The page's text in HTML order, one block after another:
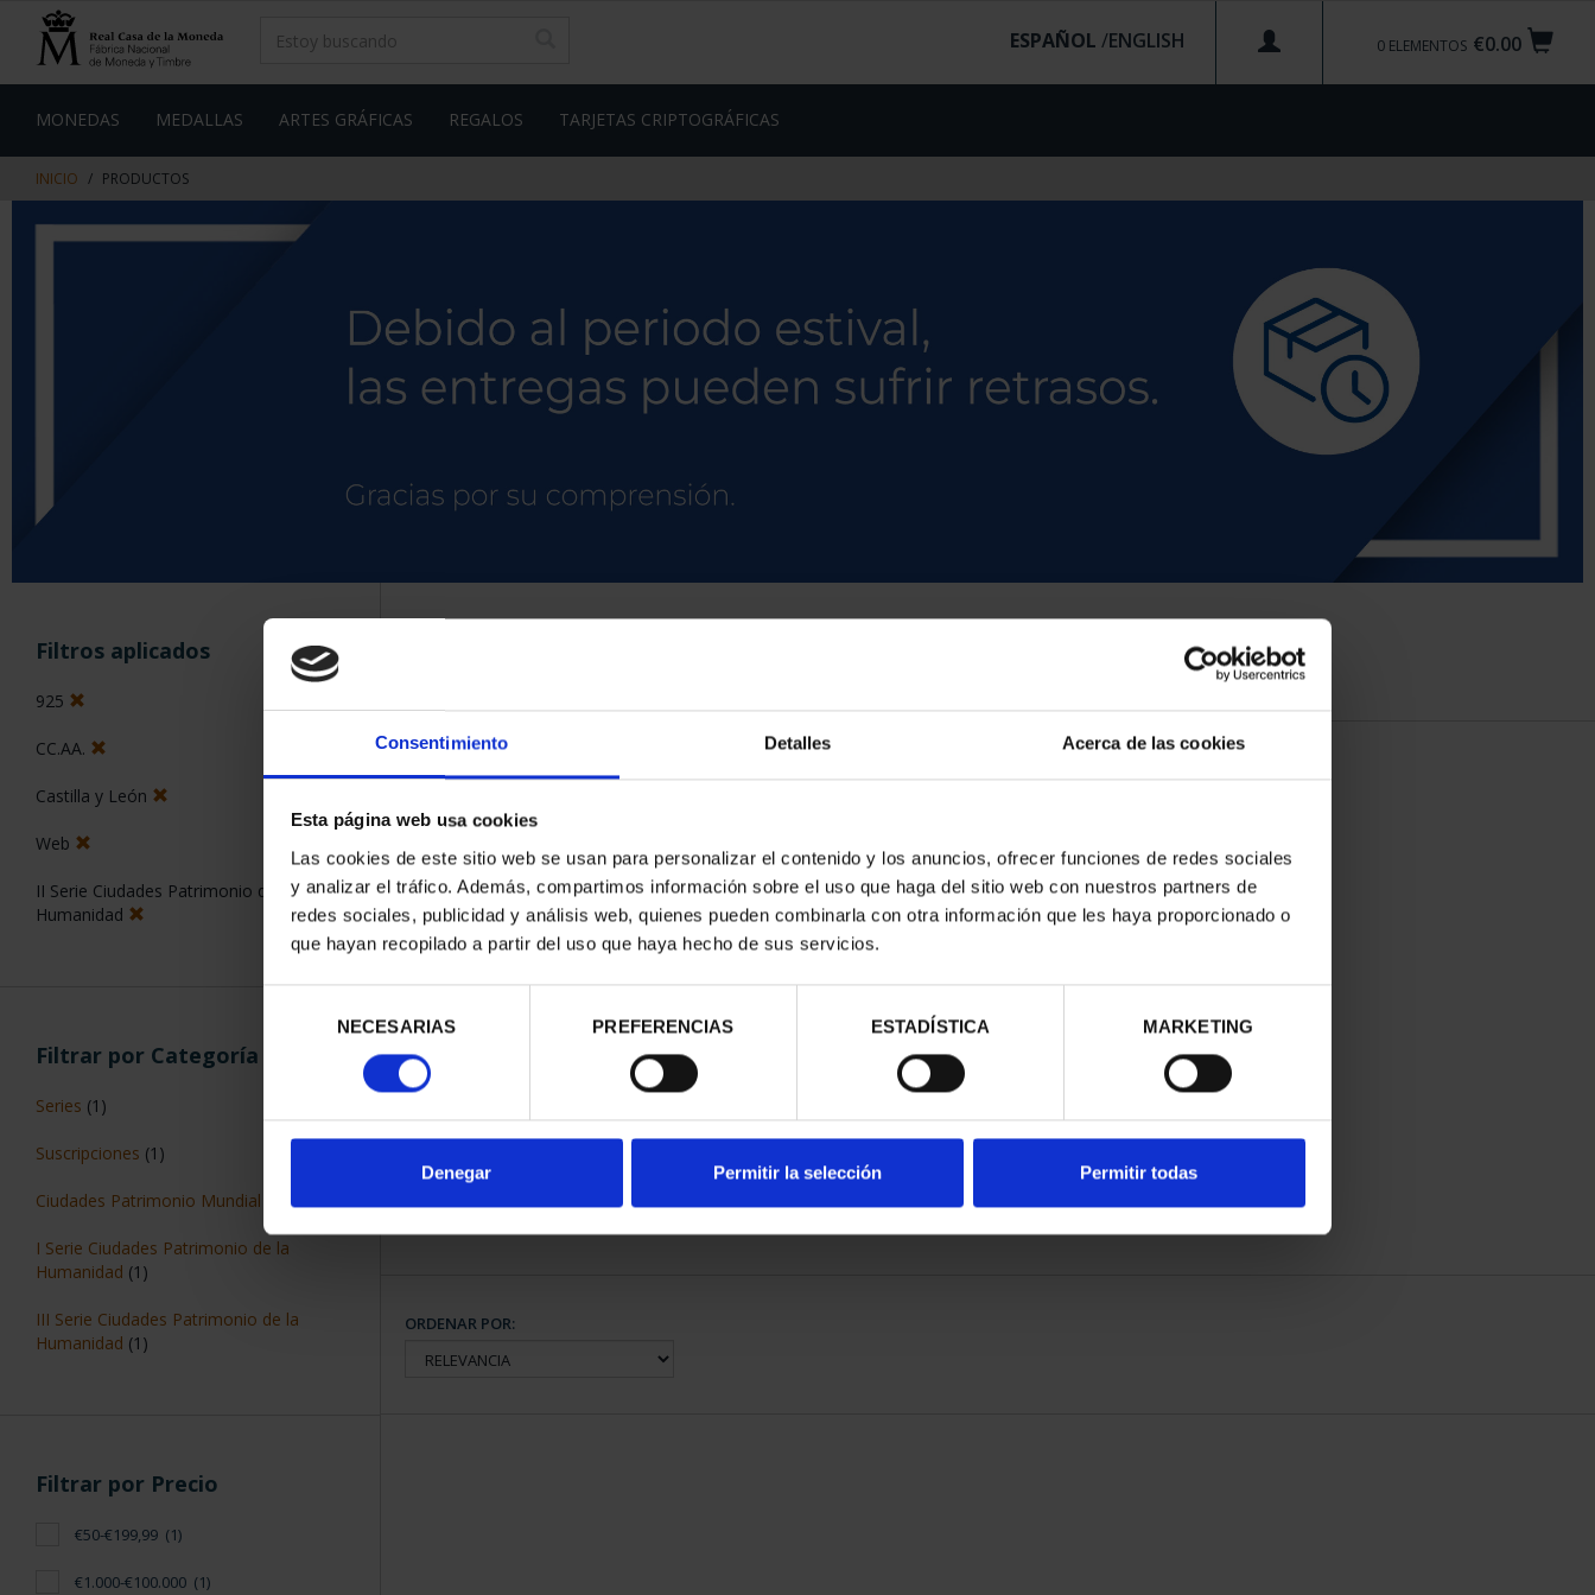
Consentimiento Detalles Acerca de las cookies
Esta página web usa cookies
Las cookies de este sitio web se usan para personalizar el contenido y los anuncios, ofrecer funciones de redes sociales
y analizar el tráfico. Además, compartimos información sobre el uso que haga del sitio web con nuestros partners de
redes sociales, publicidad y análisis web, quienes pueden combinarla con otra información que les haya proporcionado o
que hayan recopilado a partir del uso que haya hecho de sus servicios.
consentimiento
NECESARIAS PREFERENCIAS ESTADÍSTICA MARKETING
Denegar Permitir la selección Permitir todas
contenido
de
€0.00
0 ELEMENTOS
ESPAÑOL /
MONEDAS MEDALLAS ARTES GRÁFICAS REGALOS TARJETAS CRIPTOGRÁFICAS
INICIO PRODUCTOS
Filtros aplicados
925
CC.AA.
Castilla y León
Web
II Serie Ciudades Patrimonio de la
Humanidad
Filtrar por Categoría
Series (1)
Suscripciones (1)
Ciudades Patrimonio Mundial
I Serie Ciudades Patrimonio de la
Humanidad (1)
III Serie Ciudades Patrimonio de la
Humanidad (1)
Filtrar por Precio
€50-€199,99 (1)
€1.000-€100.000 (1)
CIUDADES PATRIMONIO II -
73,00 €
SUSCRIPCIÓN CIUDADES
PATRIMONIO DE LA HU...
1.095,00 €
Sólo para usuarios registrados
ORDENAR POR: